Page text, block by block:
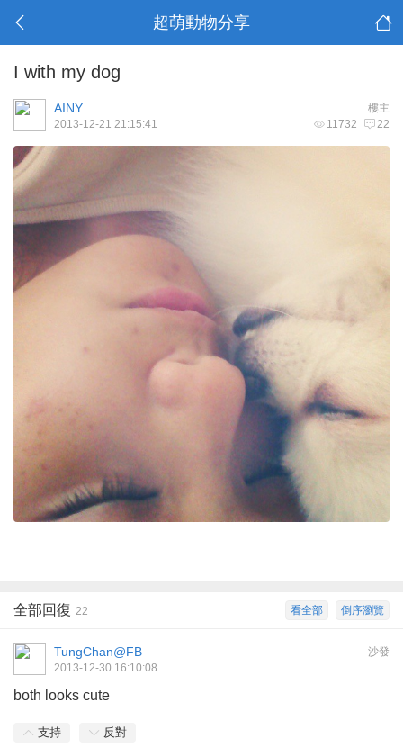
超萌動物分享
I with my dog
樓主
AINY
11732 22
2013-12-21 21:15:41
倒序瀏覽
看全部
全部回復 22
沙發
TungChan@FB
2013-12-30 16:10:08
both looks cute
支持 反對